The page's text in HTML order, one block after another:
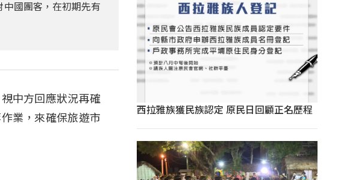
國團客，在初期先有
中方回應狀況再確
業，來確保旅遊市
西拉雅族獲民族認定 原民日回顧正名歷程